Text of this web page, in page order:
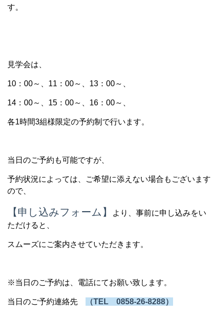
す。
見学会は、
10 ： 00～、 11 ： 00～、 13 ： 00～、
14 ： 00～、 15 ： 00～、 16 ： 00～、
各1時間3組様限定の予約制で行います。
当日のご予約も可能ですが、
予約状況によっては、ご希望に添えない場合もございます
ので、
【申し込みフォーム】
より、事前に申し込みをい
ただけると、
スムーズにご案内させていただきます。
※当日のご予約は、電話にてお願い致します。
当日のご予約連絡先 （TEL 0858-26-8288）